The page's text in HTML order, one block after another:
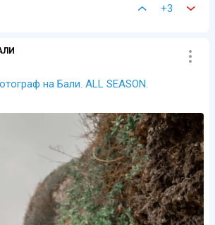
+3
на Бали. ALL SEASON.